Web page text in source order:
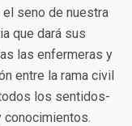
seno de nuestra
que dará sus
las enfermeras y
entre la rama civil
los sentidos-
conocimientos.